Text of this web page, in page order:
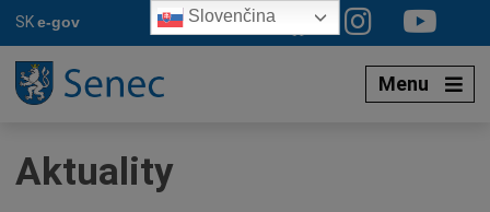
SKe-gov
Menu
Aktuality
Slovenčina